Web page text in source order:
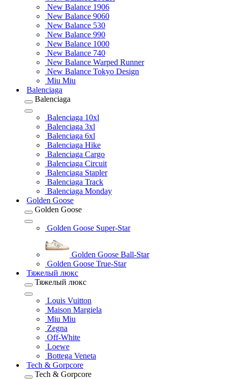
New Balance 1906
New Balance 9060
New Balance 530
New Balance 990
New Balance 1000
New Balance 740
New Balance Warped Runner
New Balance Tokyo Design
Miu Miu
Balenciaga
Balenciaga
Balenciaga 10xl
Balenciaga 3xl
Balenciaga 6xl
Balenciaga Hike
Balenciaga Cargo
Balenciaga Circuit
Balenciaga Stapler
Balenciaga Track
Balenciaga Monday
Golden Goose
Golden Goose
Golden Goose Super-Star
Golden Goose Ball-Star
Golden Goose True-Star
Тяжелый люкс
Тяжелый люкс
Louis Vuitton
Maison Margiela
Miu Miu
Zegna
Off-White
Loewe
Bottega Veneta
Tech & Gorpcore
Tech & Gorpcore